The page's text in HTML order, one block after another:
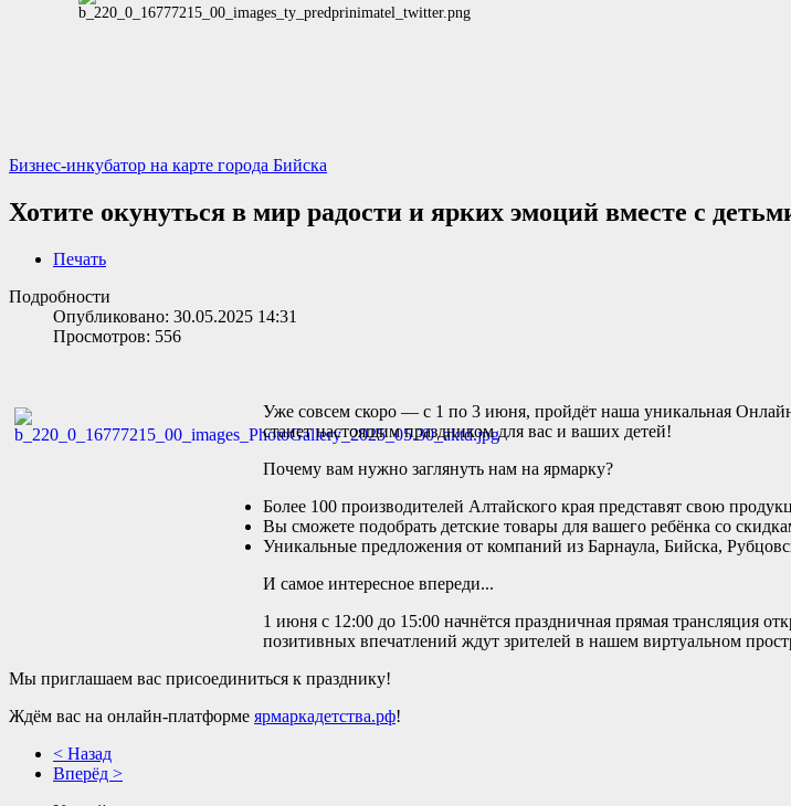
Бизнес-инкубатор на карте города Бийска
Хотите окунуться в мир радости и ярких эмоций вместе с
Печать
Подробности
Опубликовано: 30.05.2025 14:31
Просмотров: 556
Уже совсем скоро — с 1 по 3 июня, пройдёт наша уникальная
станет настоящим праздником для вас и ваших детей!
Почему вам нужно заглянуть нам на ярмарку?
Более 100 производителей Алтайского края представят свою
Вы сможете подобрать детские товары для вашего ребёнка со
Уникальные предложения от компаний из Барнаула, Бийска,
И самое интересное впереди...
1 июня с 12:00 до 15:00 начнётся праздничная прямая трансляция
позитивных впечатлений ждут зрителей в нашем виртуальном
Мы приглашаем вас присоединиться к празднику!
Ждём вас на онлайн-платформе ярмаркадетства.рф!
< Назад
Вперёд >